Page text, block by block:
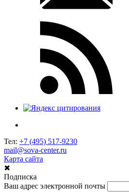
Тел: +7 (495) 517-9230
mail@sova-center.ru
Карта сайта
✖
Подписка
Ваш адрес электронной почты